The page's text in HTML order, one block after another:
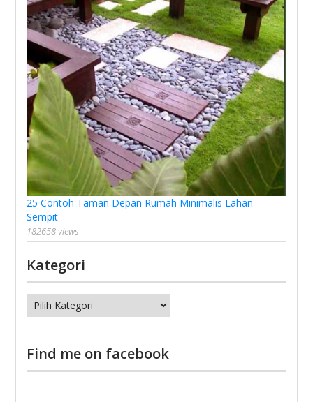
25 Contoh Taman Depan Rumah Minimalis Lahan
Sempit
182658 views
Kategori
Kategori
Find me on facebook